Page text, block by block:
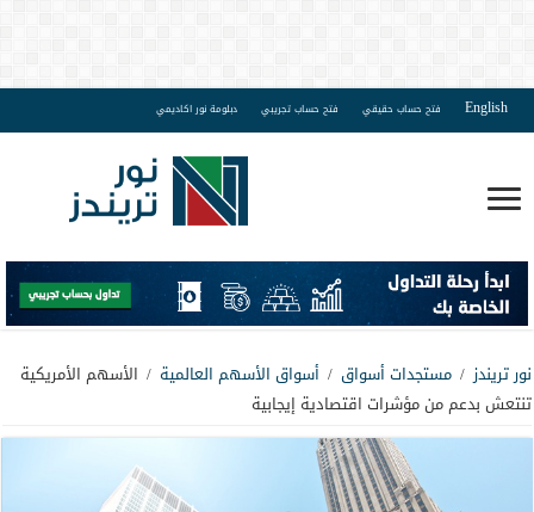
English فتح حساب حقيقي فتح حساب تجريبي دبلومة نور اكاديمي
نور تريندز / مستجدات أسواق / أسواق الأسهم العالمية / الأسهم الأمريكية
تنتعش بدعم من مؤشرات اقتصادية إيجابية